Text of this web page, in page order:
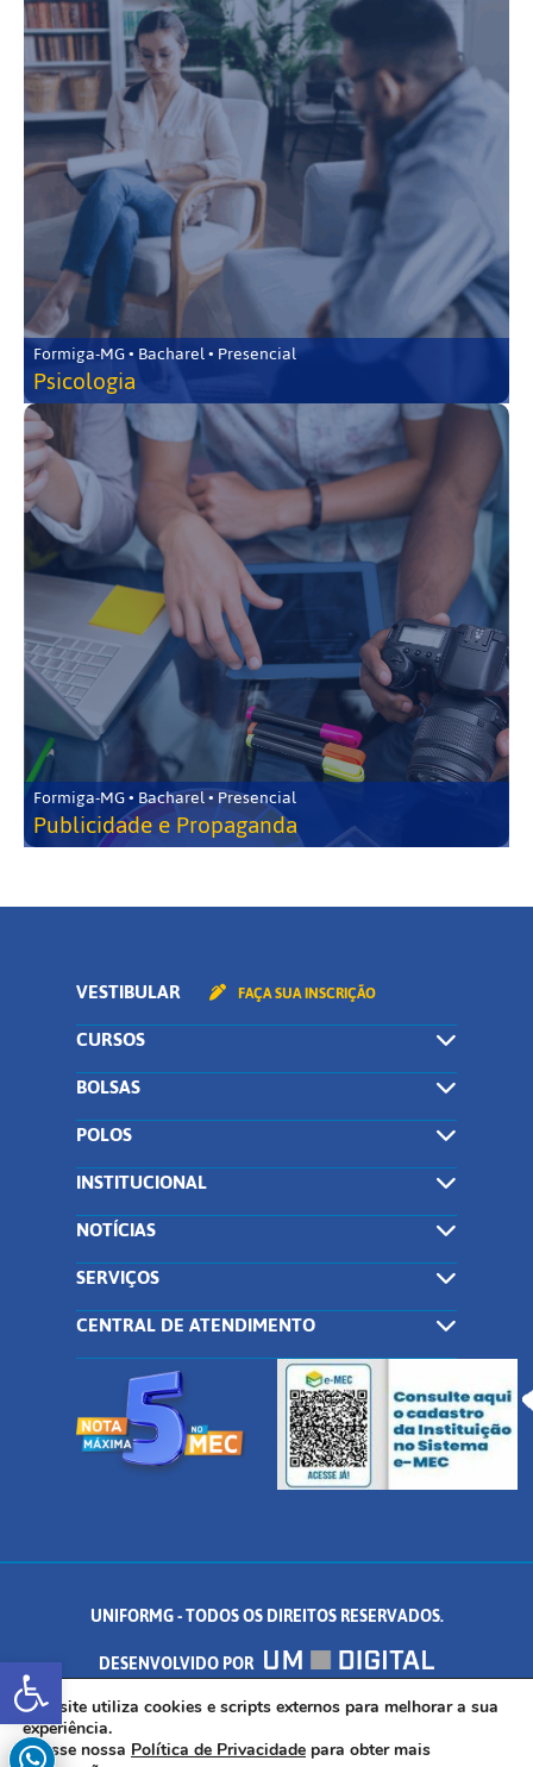
Abrir a barra de ferramentas
Formiga-MG • Bacharel • Presencial
Psicologia
Formiga-MG • Bacharel • Presencial
Publicidade e Propaganda
VESTIBULAR FAÇA SUA INSCRIÇÃO
CURSOS
BOLSAS
POLOS
INSTITUCIONAL
NOTÍCIAS
SERVIÇOS
CENTRAL DE ATENDIMENTO
UNIFORMG - TODOS OS DIREITOS RESERVADOS.
DESENVOLVIDO POR
AV. DR. ARNALDO DE SENNA, 328 - PALMEIRAS, FORMIGA/MG - CEP:
35.574.530
Este site utiliza cookies e scripts externos para melhorar a sua
experiência.
Acesse nossa Política de Privacidade para obter mais